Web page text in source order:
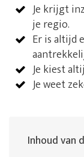
Je krijgt
je regio.
Er is altijd
Je kiest
Je weet
Inhoud van